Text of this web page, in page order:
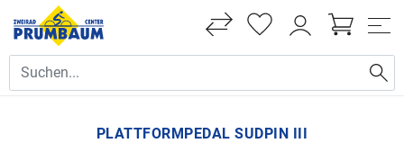
PLATTFORMPEDAL SUDPIN III